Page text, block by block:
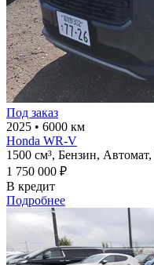
Под заказ
2025 • 6000 км
Honda WR-V
1500 см³, Бензин, Автомат,
1 750 000 ₽
В кредит
Подробнее